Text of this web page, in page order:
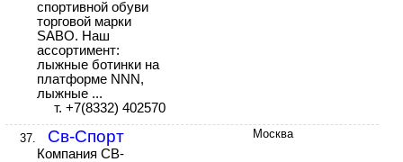
спортивной обуви
торговой марки
SABO. Наш
ассортимент:
лыжные ботинки на
платформе NNN,
лыжные ...
т. +7(8332) 402570
37. Св-Спорт
Компания СВ-
Москва